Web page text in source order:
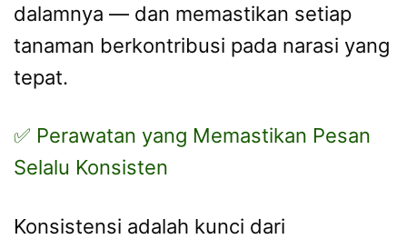
dalamnya — dan memastikan setiap
tanaman berkontribusi pada narasi yang
tepat.
✅ Perawatan yang Memastikan Pesan
Selalu Konsisten
Konsistensi adalah kunci dari